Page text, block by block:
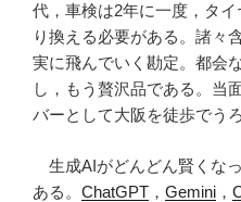
代，車検は2年に一度，タ
り換える必要がある。諸々
実に飛んでいく勘定。都会
し，もう贅沢品である。当
バーとして大阪を徒歩でう
生成AIがどんどん賢くな
ある。 ChatGPT ， Gemini ，